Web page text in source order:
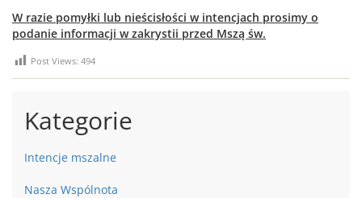
W razie pomyłki lub nieścisłości w intencjach prosimy o
podanie informacji w zakrystii przed Mszą św.
Post Views: 494
Kategorie
Intencje mszalne
Nasza Wspólnota